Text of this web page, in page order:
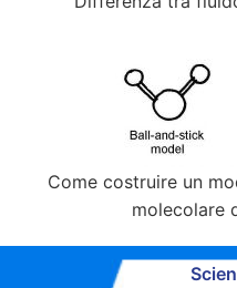
Come costruire un
molecolare